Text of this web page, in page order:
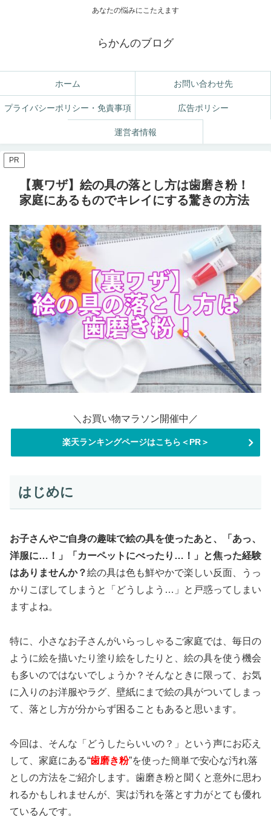
あなたの悩みにこたえます
らかんのブログ
ホーム お問い合わせ先
プライバシーポリシー・免責事項 広告ポリシー
運営者情報
PR
【裏ワザ】絵の具の落とし方は歯磨き粉！
家庭にあるものでキレイにする驚きの方法
＼お買い物マラソン開催中／
楽天ランキングページはこちら＜PR＞
はじめに
お子さんやご自身の趣味で絵の具を使ったあと、「あっ、
洋服に…！」「カーペットにべったり…！」と焦った経験
はありませんか？絵の具は色も鮮やかで楽しい反面、うっ
かりこぼしてしまうと「どうしよう…」と戸惑ってしまい
ますよね。
特に、小さなお子さんがいらっしゃるご家庭では、毎日の
ように絵を描いたり塗り絵をしたりと、絵の具を使う機会
も多いのではないでしょうか？そんなときに限って、お気
に入りのお洋服やラグ、壁紙にまで絵の具がついてしまっ
て、落とし方が分からず困ることもあると思います。
今回は、そんな「どうしたらいいの？」という声にお応え
して、家庭にある“歯磨き粉”を使った簡単で安心な汚れ落
としの方法をご紹介します。歯磨き粉と聞くと意外に思わ
れるかもしれませんが、実は汚れを落とす力がとても優れ
ているんです。